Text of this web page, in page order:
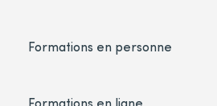
Formations en personne
Formations en ligne